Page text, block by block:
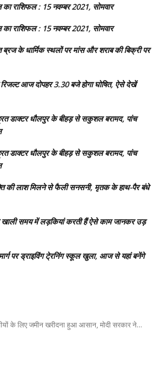
राशिफल : 15 नवम्बर 2021, सोमवार
राशिफल : 15 नवम्बर 2021, सोमवार
के धार्मिक स्थलों पर मांस और शराब की बिक्री पर
रिजल्ट आज दोपहर 3.30 बजे होगा घोषित, ऐसे देखें
डाक्टर धौलपुर के बीहड़ से सकुशल बरामद, पांच
डाक्टर धौलपुर के बीहड़ से सकुशल बरामद, पांच
की लाश मिलने से फैली सनसनी, मृतक के हाथ-पैर बंधे
समय में लड़कियां करती हैं ऐसे काम जानकर उड़
पर ड्राइविंग टे्रनिंग स्कूल खुला, आज से यहां बनेंगे